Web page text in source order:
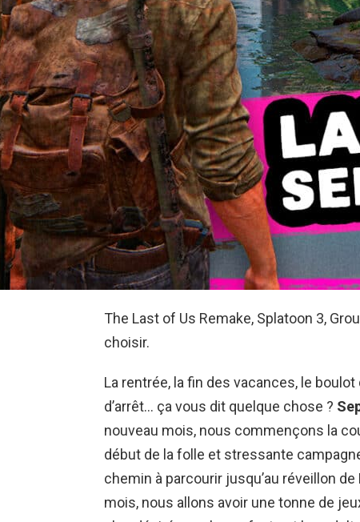
The Last of Us Remake, Splatoon 3,
choisir.
La rentrée, la fin des vacances, le
d’arrêt… ça vous dit quelque chose ?
nouveau mois, nous commençons la
début de la folle et stressante
chemin à parcourir jusqu’au réveillon
mois, nous allons avoir une tonne de